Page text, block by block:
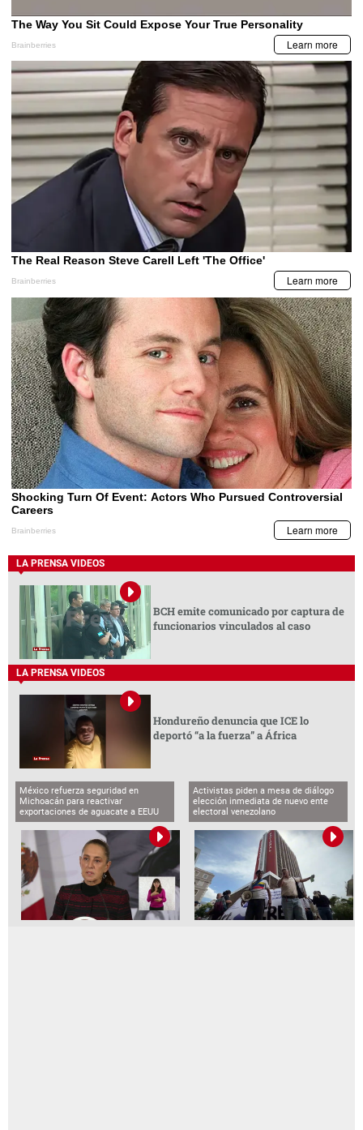
LA PRENSA VIDEOS
BCH emite comunicado por captura de
funcionarios vinculados al caso
LA PRENSA VIDEOS
Hondureño denuncia que ICE lo
deportó “a la fuerza” a África
México refuerza seguridad en
Michoacán para reactivar
exportaciones de aguacate a EEUU
Activistas piden a mesa de diálogo
elección inmediata de nuevo ente
electoral venezolano